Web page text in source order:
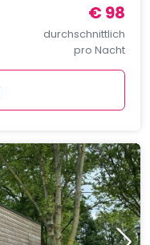
€ 98
durchschnittlich
pro Nacht